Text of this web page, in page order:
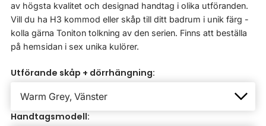
av högsta kvalitet och designad handtag i olika utföranden.
Vill du ha H3 kommod eller skåp till ditt badrum i unik färg -
kolla gärna Toniton tolkning av den serien. Finns att beställa
på hemsidan i sex unika kulörer.
Utförande skåp + dörrhängning:
Handtagsmodell: